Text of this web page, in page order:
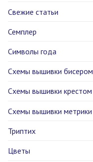
Свежие статьи
Семплер
Символы года
Схемы вышивки бисером
Схемы вышивки крестом
Схемы вышивки метрики
Триптих
Цветы